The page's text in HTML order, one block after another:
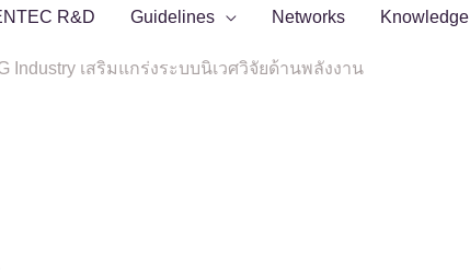
R&D Guidelines Networks Knowledge
เสริมแกร่งระบบนิเวศวิจัยด้านพลังงาน